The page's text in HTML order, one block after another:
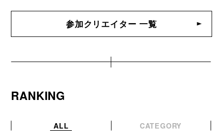
参加クリエイター 一覧
RANKING
ALL CATEGORY